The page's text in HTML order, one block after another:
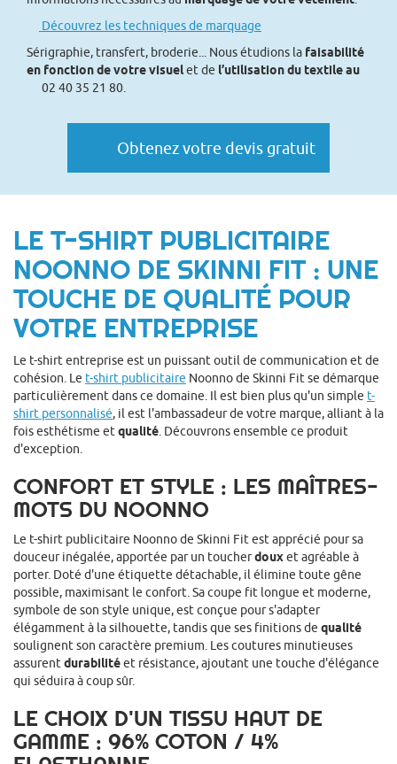
Découvrez les techniques de marquage
Sérigraphie, transfert, broderie... Nous étudions la faisabilité
en fonction de votre visuelet de l’utilisation du textile au
02 40 35 21 80.
Obtenez votre devis gratuit
LE T-SHIRT PUBLICITAIRE
NOONNO DE SKINNI FIT : UNE
TOUCHE DE QUALITÉ POUR
VOTRE ENTREPRISE
Le t-shirt entreprise est un puissant outil de communication et de
cohésion. Le t-shirt publicitaire Noonno de Skinni Fit se démarque
particulièrement dans ce domaine. Il est bien plus qu'un simple t-
shirt personnalisé, il est l'ambassadeur de votre marque, alliant à la
fois esthétisme et qualité . Découvrons ensemble ce produit
d'exception.
CONFORT ET STYLE : LES MAÎTRES-
MOTS DU NOONNO
Le t-shirt publicitaire Noonno de Skinni Fit est apprécié pour sa
douceur inégalée, apportée par un toucherdouxet agréable à
porter. Doté d'une étiquette détachable, il élimine toute gêne
possible, maximisant le confort. Sa coupe fit longue et moderne,
symbole de son style unique, est conçue pour s'adapter
élégamment à la silhouette, tandis que ses finitions de qualité
soulignent son caractère premium. Les coutures minutieuses
assurent durabilitéet résistance, ajoutant une touche d'élégance
qui séduira à coup sûr.
LE CHOIX D'UN TISSU HAUT DE
GAMME : 96% COTON / 4%